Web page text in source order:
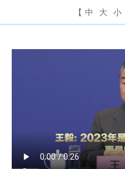
【 中 大 小